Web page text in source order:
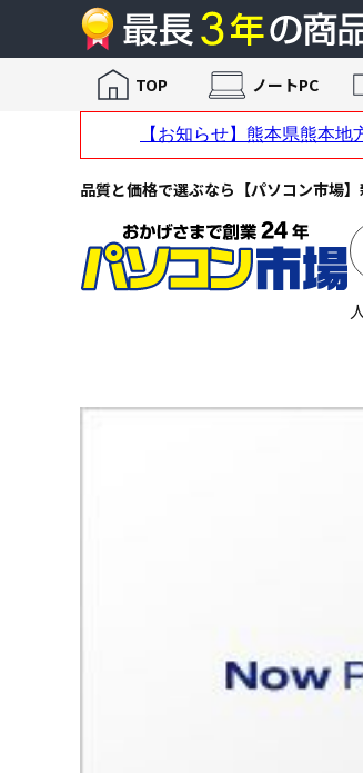
品質と価格で選ぶなら【パソコン市場
TOP ノートPC